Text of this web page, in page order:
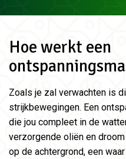
Hoe werkt een
Zoals je zal verwachten is
strijkbewegingen. Een
die jou compleet in de
verzorgende oliën en
op de achtergrond, een